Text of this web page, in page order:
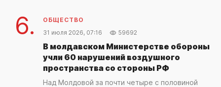
6.
ОБЩЕСТВО
31 июля 2026, 07:16
59692
В молдавском Министерстве обороны
учли 60 нарушений воздушного
пространства со стороны РФ
Над Молдовой за почти четыре с половиной